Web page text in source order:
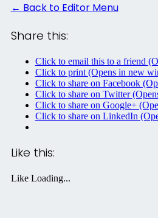
← Back to Editor Menu
Share this:
Click to email this to a friend
Click to print (Opens in new
Click to share on Facebook
Click to share on Twitter
Click to share on Google+
Click to share on LinkedIn
Like this:
Like Loading...